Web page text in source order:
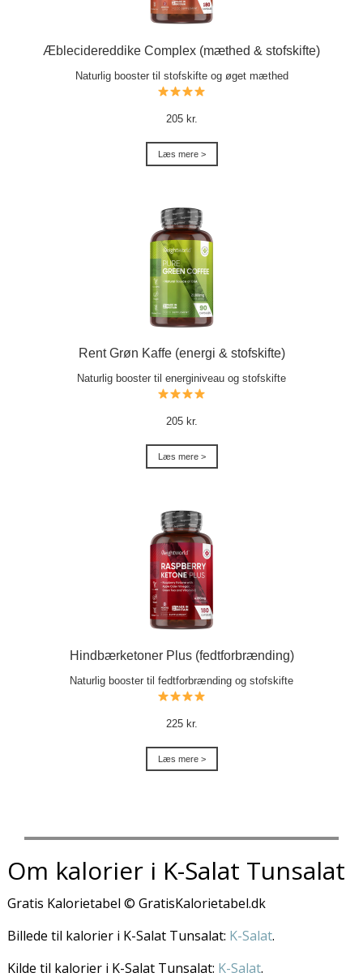
Æblecidereddike Complex (mæthed & stofskifte)
Naturlig booster til stofskifte og øget mæthed
205 kr.
Læs mere >
Rent Grøn Kaffe (energi & stofskifte)
Naturlig booster til energiniveau og stofskifte
205 kr.
Læs mere >
Hindbærketoner Plus (fedtforbrænding)
Naturlig booster til fedtforbrænding og stofskifte
225 kr.
Læs mere >
Om kalorier i K-Salat Tunsalat
Gratis Kalorietabel © GratisKalorietabel.dk
Billede til kalorier i K-Salat Tunsalat: K-Salat.
Kilde til kalorier i K-Salat Tunsalat: K-Salat.